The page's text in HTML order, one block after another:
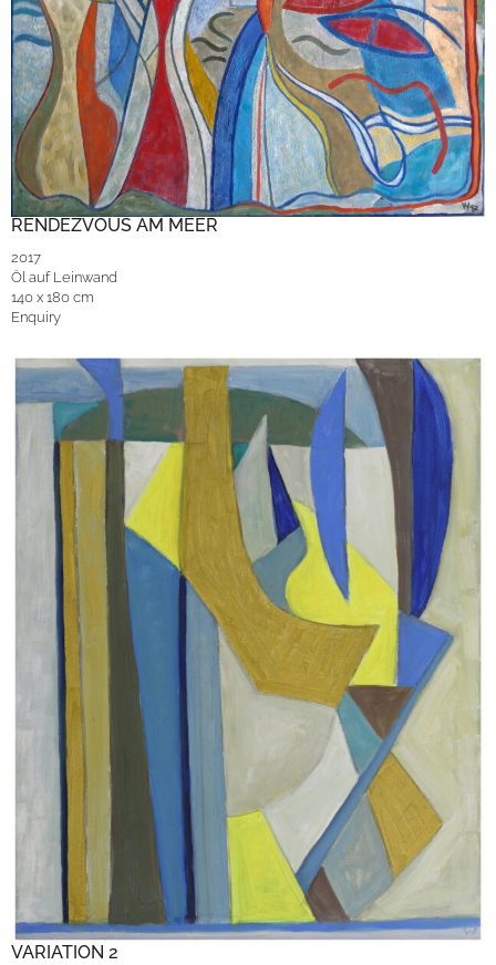
RENDEZVOUS AM MEER
2017
Öl auf Leinwand
140 x 180 cm
Enquiry
VARIATION 2